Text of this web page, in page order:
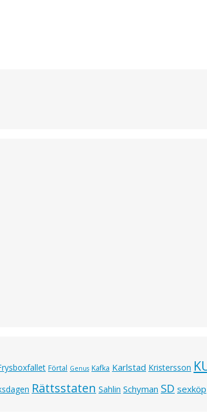
Förtal Genus Kafka Karlstad Kristersson
Rättsstaten Sahlin Schyman SD sexköp